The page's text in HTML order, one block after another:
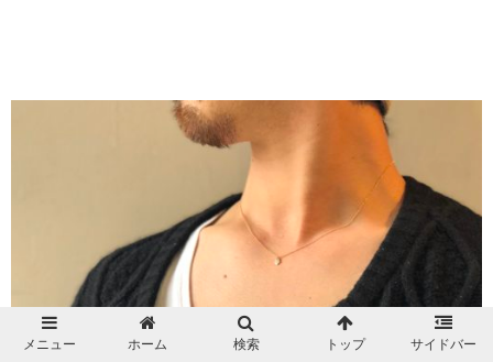
メニュー ホーム 検索 トップ サイドバー